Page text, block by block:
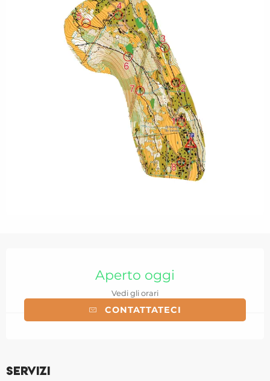
Aperto oggi
Vedi gli orari
CONTATTATECI
Servizi